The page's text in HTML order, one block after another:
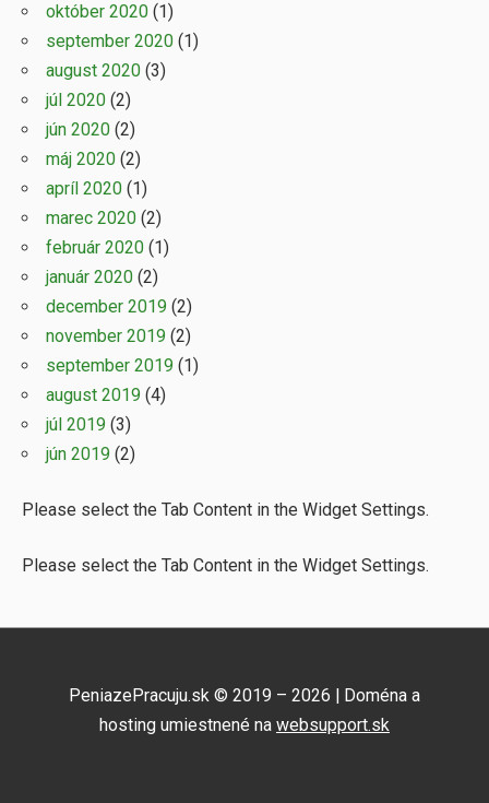
október 2020(1)
september 2020(1)
august 2020(3)
júl 2020(2)
jún 2020(2)
máj 2020(2)
apríl 2020(1)
marec 2020(2)
február 2020(1)
január 2020(2)
december 2019 (2)
november 2019 (2)
september 2019 (1)
august 2019 (4)
júl 2019 (3)
jún 2019 (2)
Please select the Tab Content in the Widget Settings.
Please select the Tab Content in the Widget Settings.
PeniazePracuju.sk © 2019 – 2026 | Doména a
hosting umiestnené na websupport.sk